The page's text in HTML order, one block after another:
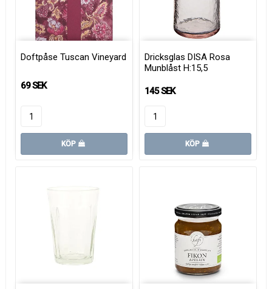
Doftpåse Tuscan Vineyard
69 SEK
KÖP
Dricksglas DISA Rosa
Munblåst H:15,5
145 SEK
KÖP